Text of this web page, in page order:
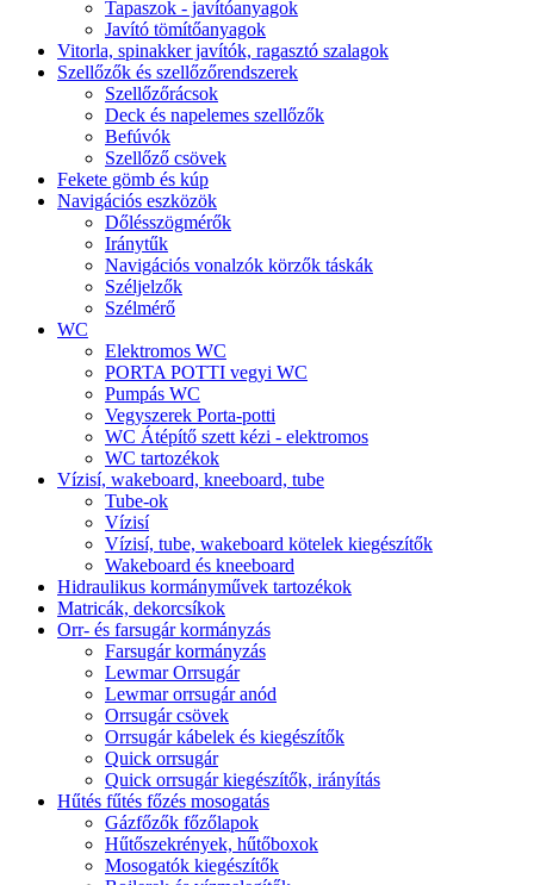
Tapaszok - javítóanyagok
Javító tömítőanyagok
Vitorla, spinakker javítók, ragasztó szalagok
Szellőzők és szellőzőrendszerek
Szellőzőrácsok
Deck és napelemes szellőzők
Befúvók
Szellőző csövek
Fekete gömb és kúp
Navigációs eszközök
Dőlésszögmérők
Iránytűk
Navigációs vonalzók körzők táskák
Széljelzők
Szélmérő
WC
Elektromos WC
PORTA POTTI vegyi WC
Pumpás WC
Vegyszerek Porta-potti
WC Átépítő szett kézi - elektromos
WC tartozékok
Vízisí, wakeboard, kneeboard, tube
Tube-ok
Vízisí
Vízisí, tube, wakeboard kötelek kiegészítők
Wakeboard és kneeboard
Hidraulikus kormányművek tartozékok
Matricák, dekorcsíkok
Orr- és farsugár kormányzás
Farsugár kormányzás
Lewmar Orrsugár
Lewmar orrsugár anód
Orrsugár csövek
Orrsugár kábelek és kiegészítők
Quick orrsugár
Quick orrsugár kiegészítők, irányítás
Hűtés fűtés főzés mosogatás
Gázfőzők főzőlapok
Hűtőszekrények, hűtőboxok
Mosogatók kiegészítők